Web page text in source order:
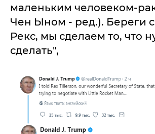
маленьким человеком-
Чен Ыном - ред.). Береги
Рекс, мы сделаем то, что
сделать",